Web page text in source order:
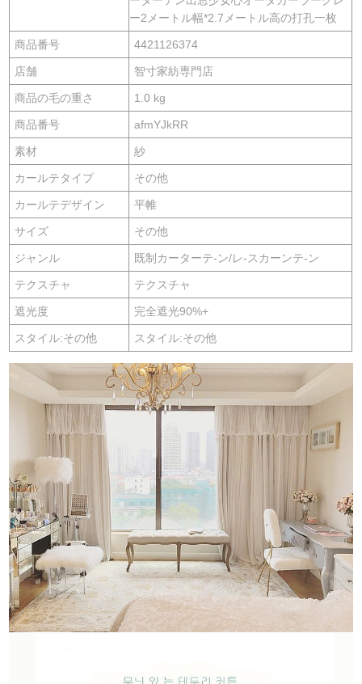
ー2メートル幅*2.7メートル高の打孔一枚
商品番号 4421126374
店舗 智寸家紡専門店
商品の毛の重さ 1.0 kg
商品番号 afmYJkRR
素材 紗
カールテタイプ その他
カールテデザイン 平帷
サイズ その他
ジャンル 既制カーターテ-ン/レ-スカーンテ-ン
テクスチャ テクスチャ
遮光度 完全遮光90%+
スタイル:その他 スタイル:その他